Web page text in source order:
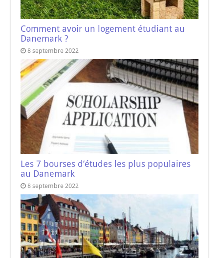
Comment avoir un logement étudiant au
Danemark ?
8 septembre 2022
Les 7 bourses d’études les plus populaires
au Danemark
8 septembre 2022